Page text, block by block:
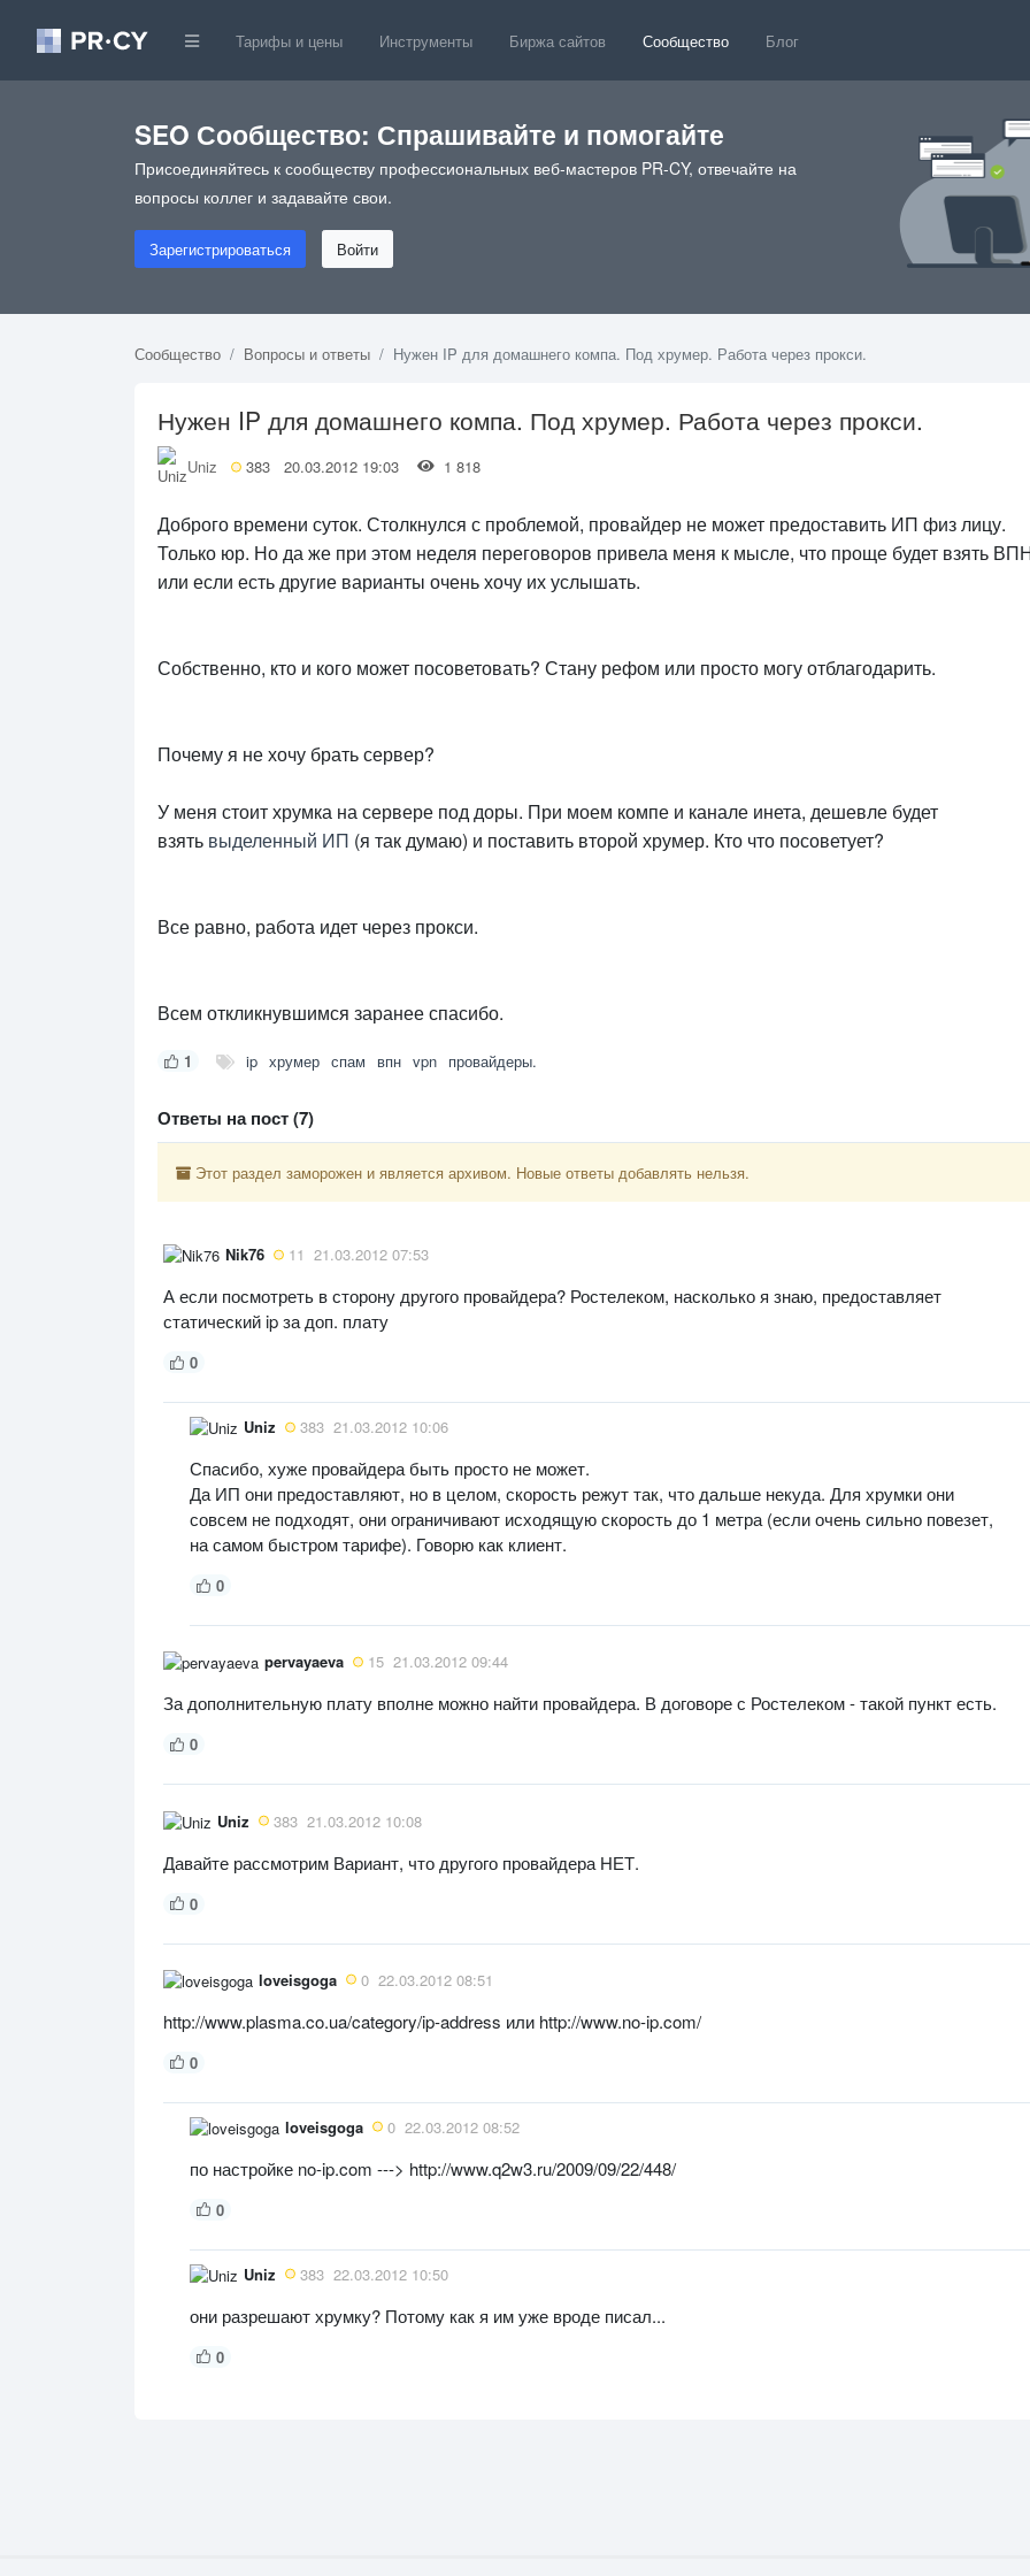
Тарифы и цены Инструменты Биржа сайтов Сообщество Блог
SEO Сообщество: Спрашивайте и помогайте
Присоединяйтесь к сообществу профессиональных веб-мастеров PR-CY, отвечайте на
вопросы коллег и задавайте свои.
Зарегистрироваться Войти
Сообщество Вопросы и ответы Нужен IP для домашнего компа. Под хрумер. Работа через прокси.
Нужен IP для домашнего компа. Под хрумер. Работа через прокси.
Uniz 383 20.03.2012 19:03 1 818
Доброго времени суток. Столкнулся с проблемой, провайдер не может предоставить ИП физ лицу.
Только юр. Но да же при этом неделя переговоров привела меня к мысле, что проще будет взять
или если есть другие варианты очень хочу их услышать.
Собственно, кто и кого может посоветовать? Стану рефом или просто могу отблагодарить.
Почему я не хочу брать сервер?
У меня стоит хрумка на сервере под доры. При моем компе и канале инета, дешевле будет
взять выделенный ИП (я так думаю) и поставить второй хрумер. Кто что посоветует?
Все равно, работа идет через прокси.
Всем откликнувшимся заранее спасибо.
1 ip хрумер спам впн vpn провайдеры.
Ответы на пост (7)
Этот раздел заморожен и является архивом. Новые ответы добавлять нельзя.
Nik76 11 21.03.2012 07:53
А если посмотреть в сторону другого провайдера? Ростелеком, насколько я знаю, предоставляет
статический ip за доп. плату
0
Uniz 383 21.03.2012 10:06
Спасибо, хуже провайдера быть просто не может.
Да ИП они предоставляют, но в целом, скорость режут так, что дальше некуда. Для хрумки они
совсем не подходят, они ограничивают исходящую скорость до 1 метра (если очень сильно повезет,
на самом быстром тарифе). Говорю как клиент.
0
pervayaeva 15 21.03.2012 09:44
За дополнительную плату вполне можно найти провайдера. В договоре с Ростелеком - такой пункт есть.
0
Uniz 383 21.03.2012 10:08
Давайте рассмотрим Вариант, что другого провайдера НЕТ.
0
loveisgoga 0 22.03.2012 08:51
http://www.plasma.co.ua/category/ip-address или http://www.no-ip.com/
0
loveisgoga 0 22.03.2012 08:52
по настройке no-ip.com ---> http://www.q2w3.ru/2009/09/22/448/
0
Uniz 383 22.03.2012 10:50
они разрешают хрумку? Потому как я им уже вроде писал...
0